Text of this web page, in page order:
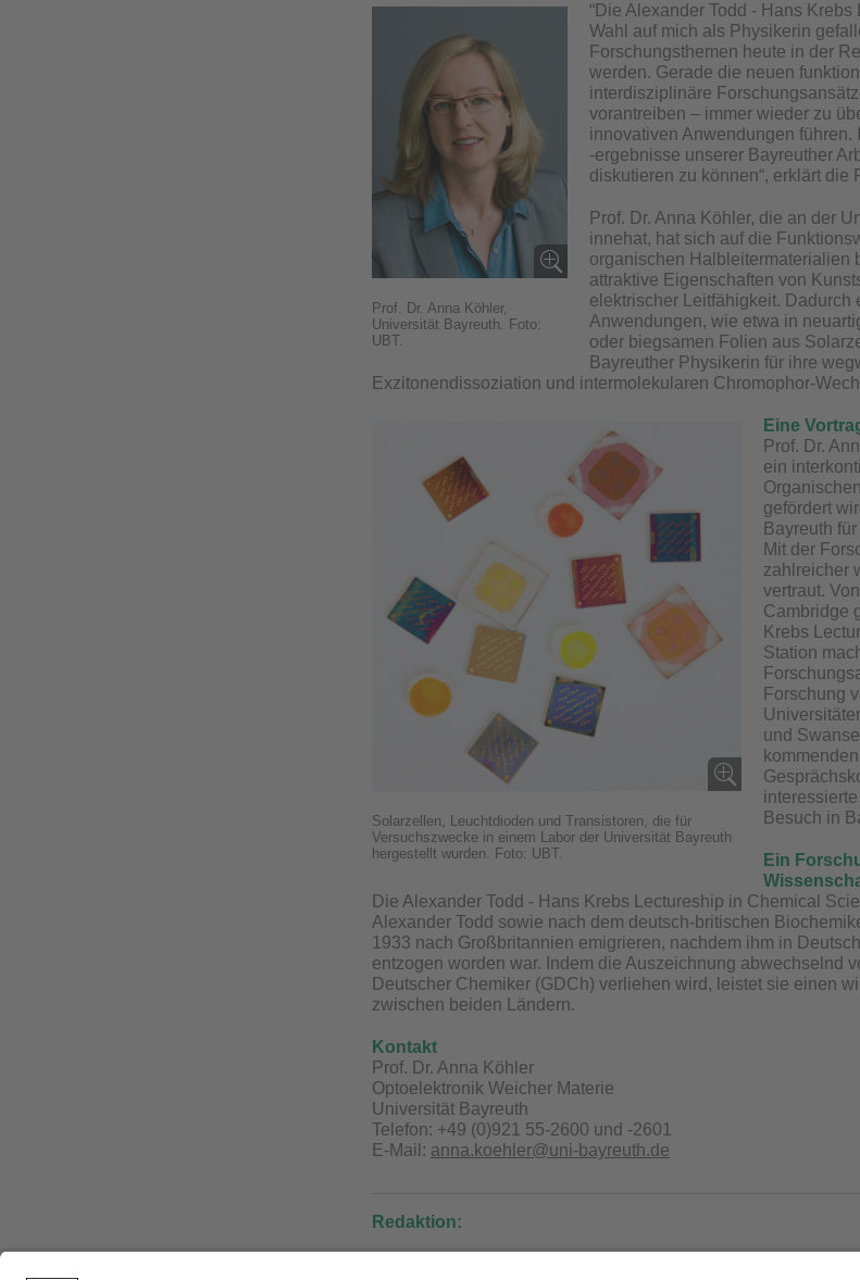
Prof. Dr. Anna Köhler,
Universität Bayreuth. Foto:
UBT.
“Die Alexander Todd - Hans
Wahl auf mich als Physikerin
Forschungsthemen heute in der
werden. Gerade die neuen
interdisziplinäre
vorantreiben – immer wieder zu
innovativen Anwendungen
-ergebnisse unserer Bayreuther
diskutieren zu können“, erklärt die
Prof. Dr. Anna Köhler, die an der
innehat, hat sich auf die
organischen Halbleitermaterialien
attraktive Eigenschaften von
elektrischer Leitfähigkeit.
Anwendungen, wie etwa in
oder biegsamen Folien aus
Bayreuther Physikerin für ihre
Exzitonendissoziation und intermolekularen Chromophor-
Solarzellen, Leuchtdioden und Transistoren, die für
Versuchszwecke in einem Labor der Universität Bayreuth
hergestellt wurden. Foto: UBT.
Eine
Prof. Dr.
ein
gefördert
Bayreuth
Mit der
zahlreicher
vertraut.
Cambridge
Krebs
Station
Forschung
und
Besuch in
Ein
Die Alexander Todd - Hans Krebs Lectureship in Chemical
Alexander Todd sowie nach dem deutsch-britischen
1933 nach Großbritannien emigrieren, nachdem ihm in
entzogen worden war. Indem die Auszeichnung abwechselnd
Deutscher Chemiker (GDCh) verliehen wird, leistet sie einen
zwischen beiden Ländern.
Kontakt
Prof. Dr. Anna Köhler
Optoelektronik Weicher Materie
Universität Bayreuth
Telefon: +49 (0)921 55-2600 und -2601
E-Mail: anna.koehler@uni-bayreuth.de
Redaktion: